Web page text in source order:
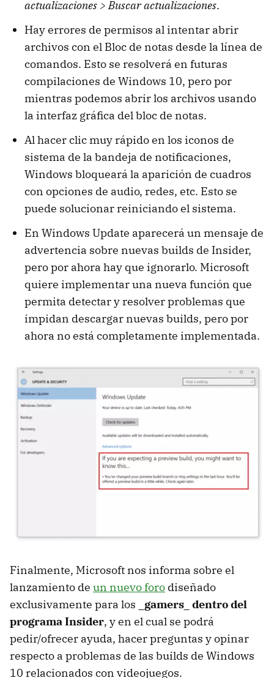
actualizaciones > Buscar actualizaciones.
Hay errores de permisos al intentar abrir
archivos con el Bloc de notas desde la línea de
comandos. Esto se resolverá en futuras
compilaciones de Windows 10, pero por
mientras podemos abrir los archivos usando
la interfaz gráfica del bloc de notas.
Al hacer clic muy rápido en los iconos de
sistema de la bandeja de notificaciones,
Windows bloqueará la aparición de cuadros
con opciones de audio, redes, etc. Esto se
puede solucionar reiniciando el sistema.
En Windows Update aparecerá un mensaje de
advertencia sobre nuevas builds de Insider,
pero por ahora hay que ignorarlo. Microsoft
quiere implementar una nueva función que
permita detectar y resolver problemas que
impidan descargar nuevas builds, pero por
ahora no está completamente implementada.
Finalmente, Microsoft nos informa sobre el
lanzamiento de un nuevo foro diseñado
exclusivamente para los
_gamers_ dentro del
programa Insider, y en el cual se podrá
pedir/ofrecer ayuda, hacer preguntas y opinar
respecto a problemas de las builds de Windows
10 relacionados con videojuegos.